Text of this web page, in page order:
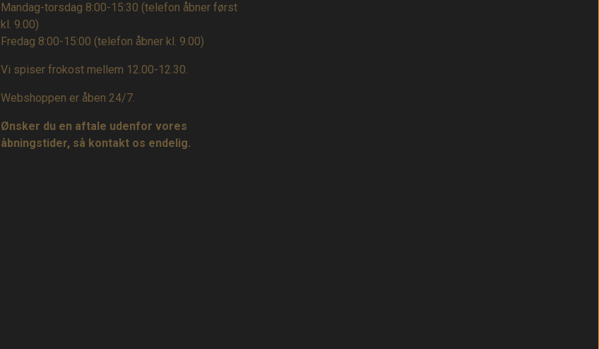
Mandag-torsdag 8:00-15:30 (telefon åbner først
kl. 9.00)
Fredag 8:00-15:00 (telefon åbner kl. 9.00)
Vi spiser frokost mellem 12.00-12.30.
Webshoppen er åben 24/7.
Ønsker du en aftale udenfor vores
åbningstider, så kontakt os endelig.